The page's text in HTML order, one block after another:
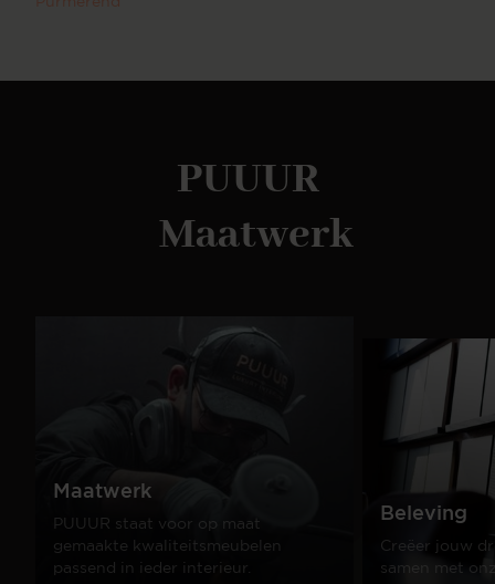
Je kunt ook verschillende vormen, kleuren en
Deze zijn ook geheel naar wens zelf samen te
stellen. Combineer meerdere soorten meubels uit
PUUUR
Maatwerk
Maatwerk
PUUUR staat voor op maat
gemaakte kwaliteitsmeubelen
passend in ieder interieur.
Beleving
Creëer jouw
samen met